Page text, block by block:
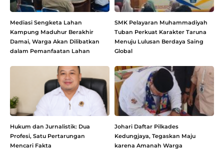
Mediasi Sengketa Lahan
Kampung Maduhur Berakhir
Damai, Warga Akan Dilibatkan
dalam Pemanfaatan Lahan
SMK Pelayaran Muhammadiyah
Tuban Perkuat Karakter Taruna
Menuju Lulusan Berdaya Saing
Global
Hukum dan Jurnalistik: Dua
Profesi, Satu Pertarungan
Mencari Fakta
Johari Daftar Pilkades
Kedungjaya, Tegaskan Maju
karena Amanah Warga